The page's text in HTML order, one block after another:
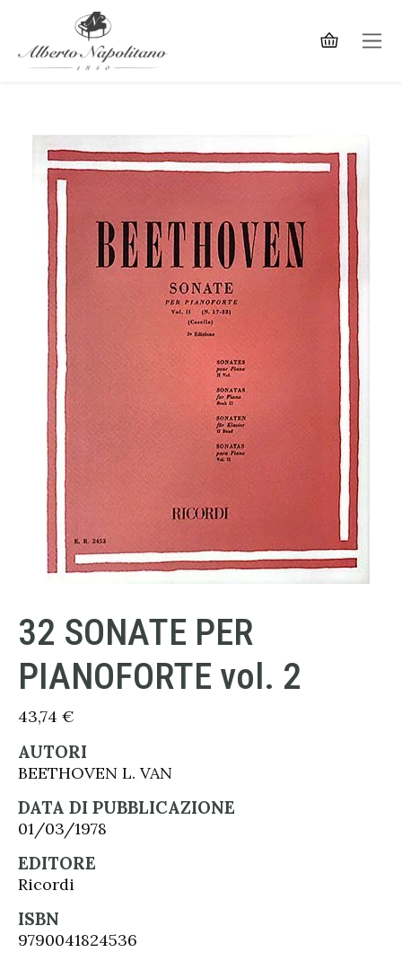
32 SONATE PER
PIANOFORTE vol. 2
43,74 €
AUTORI
BEETHOVEN L. VAN
DATA DI PUBBLICAZIONE
01/03/1978
EDITORE
Ricordi
ISBN
9790041824536